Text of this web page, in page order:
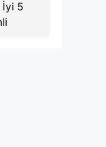
İyi 5